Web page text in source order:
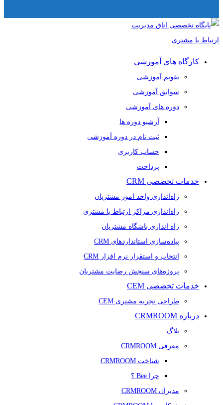
کارگاه های آموزشی
تقویم آموزشی
سوابق آموزشی
دوره های آموزشی
آرشیو دوره ها
ثبت نام در دوره آموزشی
حساب کاربری
پرداخت
خدمات تخصصی CRM
راه‌اندازی واحد امور مشتریان
راه‌اندازی مراکز ارتباط با مشتری
راه اندازی باشگاه مشتریان
پیاده‌سازی استانداردهای CRM
انتخاب و استقرار نرم افزار CRM
پروژه‌های سنجش رضایت مشتریان
خدمات تخصصی CEM
طراحی تجربه مشتری CEM
درباره CRMROOM
بلاگ
معرفی CRMROOM
شناخت CRMROOM
چرا Bee ؟
مدیران CRMROOM